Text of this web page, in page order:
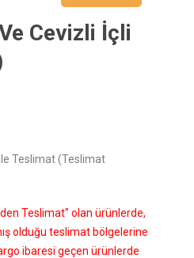
Cevizli İçli
Teslimat (Teslimat
Teslimat" olan ürünlerde,
olduğu teslimat bölgelerine
ibaresi geçen ürünlerde